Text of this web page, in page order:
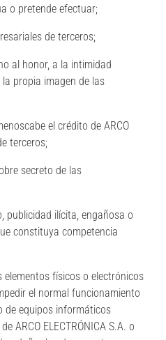
o pretende efectuar;
de terceros;
al honor, a la intimidad
propia imagen de las
el crédito de ARCO
terceros;
secreto de las
publicidad ilícita, engañosa o
constituya competencia
físicos o electrónicos
el normal funcionamiento
de equipos informáticos
ARCO ELECTRÓNICA S.A. o